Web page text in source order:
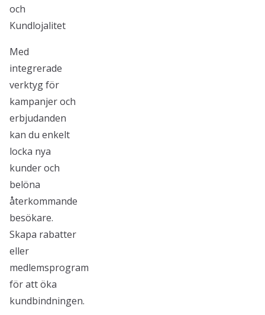
och
Kundlojalitet
Med
integrerade
verktyg för
kampanjer och
erbjudanden
kan du enkelt
locka nya
kunder och
belöna
återkommande
besökare.
Skapa rabatter
eller
medlemsprogram
för att öka
kundbindningen.